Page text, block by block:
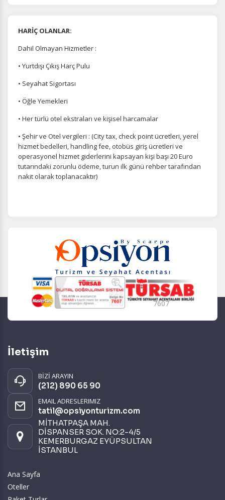
HARİÇ OLANLAR:
Dahil Olmayan Hizmetler :
• Yurtdışı Çıkış Harç Pulu
• Seyahat Sigortası
• Öğle Yemekleri
• Her türlü otel ekstraları ve kişisel harcamalar
• Şehir ve Otel vergileri : (City tax, check point ücretleri, yerel
hizmet bedelleri, handling fee, otobüs giriş ücretleri ve
operasyonel hizmet giderlerini kapsayan kişi başı 20 Euro
tutarındaki zorunlu ödeme, turun ilk günü rehber tarafından
nakit olarak toplanacaktır)
7607
İletişim
BİZİ ARAYIN
(212) 890 65 90
EMAIL ADRESLERIMIZ
tatil@opsiyonturizm.com
MİTHATPAŞA MAH.
DİSPANSER SOK. NO:2-4/5
KEMERBURGAZ EYÜPSULTAN
İSTANBUL
Ana Sayfa
Oteller